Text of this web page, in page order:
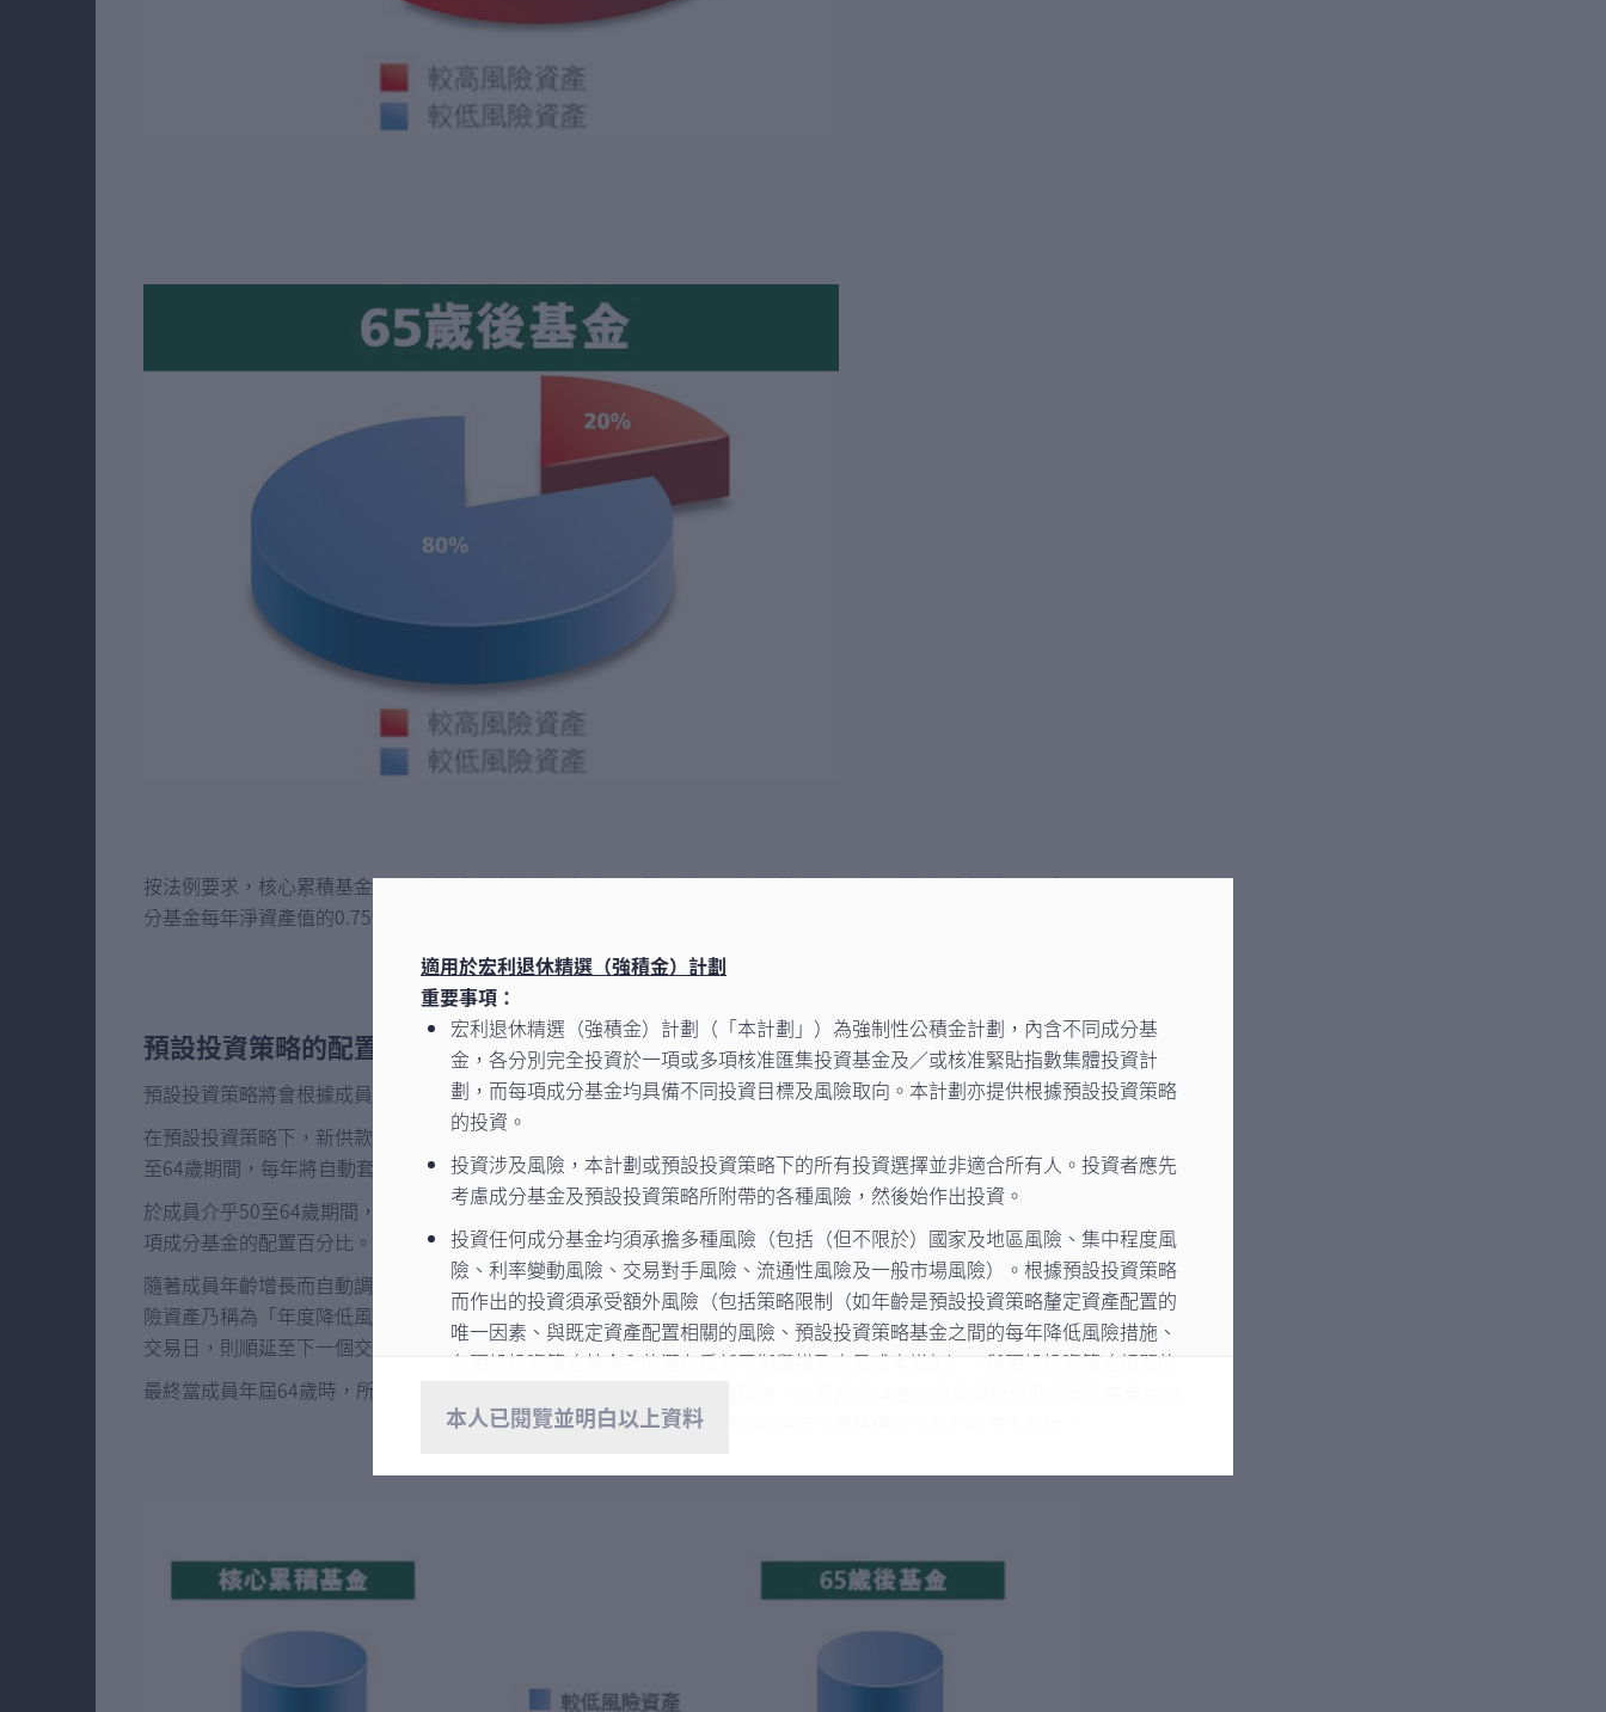
按法例要求，核心累積基金及65歲後基金的收費設有上限，管理費用及經常性實付開支分別不得高於這兩項成
分基金每年淨資產值的0.75%及0.2%。
預設投資策略的配置百分比與年度降低風險
預設投資策略將會根據成員的年齡投資於核心累積基金及65歲後基金。
在預設投資策略下，新供款（包括轉入款項）將自動按下表所列的配置百分比作投資。隨成員年齡增長並於50
至64歲期間，每年將自動套用新的百分比。
於成員介乎50至64歲期間，投資於預設投資策略的現有累算權益亦將會每年自動調整，以符合下表所列於該兩
項成分基金的配置百分比。有關調整將透過核心累積基金及65歲後基金之間的基金轉換方式進行。
隨著成員年齡增長而自動調整現有累算權益的投資以逐步減少投資於較高風險資產，並相應增加投資於較低風
險資產乃稱為「年度降低風險」。不論當時的市場狀況如何，年度降低風險將會在成員生日當天（如該日並非
交易日，則順延至下一個交易日）自動執行。
最終當成員年屆64歲時，所有累算權益及新供款（包括轉入款項）將會投資於65歲後基金。
適用於宏利退休精選（強積金）計劃
重要事項：
宏利退休精選（強積金）計劃（「本計劃」）為強制性公積金計劃，內含不同成分基
金，各分別完全投資於一項或多項核准匯集投資基金及／或核准緊貼指數集體投資計
劃，而每項成分基金均具備不同投資目標及風險取向。本計劃亦提供根據預設投資策略
的投資。
投資涉及風險，本計劃或預設投資策略下的所有投資選擇並非適合所有人。投資者應先
考慮成分基金及預設投資策略所附帶的各種風險，然後始作出投資。
投資任何成分基金均須承擔多種風險（包括（但不限於）國家及地區風險、集中程度風
險、利率變動風險、交易對手風險、流通性風險及一般市場風險）。根據預設投資策略
而作出的投資須承受額外風險（包括策略限制（如年齡是預設投資策略釐定資產配置的
唯一因素、與既定資產配置相關的風險、預設投資策略基金之間的每年降低風險措施、
各預設投資策略基金內的潛在重新平衡舉措及交易成本增加）、與預設投資策略相關的
影響）。投資回報並無保證，投資者的投資或累算權益或會蒙受重大虧損。
閣下應在作出投資選擇前，考慮閣下的風險承擔能力及財務狀況。閣下選擇「成分基
金」或「預設投資策略」時，閣下如對特定「成分基金」或「預設投資策略」是否適合
（包括是否符合閣下的投資目標）存疑，應尋求財務及／或專業意見，並在考慮閣下的
情況後作出最適合閣下的投資選擇。
本人已閱覽並明白以上資料